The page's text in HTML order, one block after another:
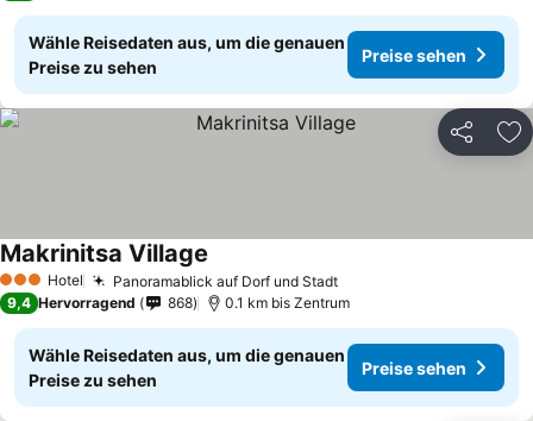
Wähle Reisedaten aus, um die genauen
Preise zu sehen
Preise sehen
Teilen
3 SterneHotel Panoramablick auf Dorf und Stadt
Makrinitsa Village
9,4 Hervorragend 868 0.1 km bis Zentrum
Wähle Reisedaten aus, um die genauen
Preise zu sehen
Preise sehen